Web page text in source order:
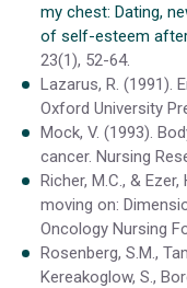
my chest: Dating,
of self-esteem
23(1), 52-64.
Lazarus, R. (1991).
Oxford University
Mock, V. (1993).
cancer. Nursing
Richer, M.C., &
moving on:
Oncology Nursing
Rosenberg, S.M.,
Kereakoglow, S.,